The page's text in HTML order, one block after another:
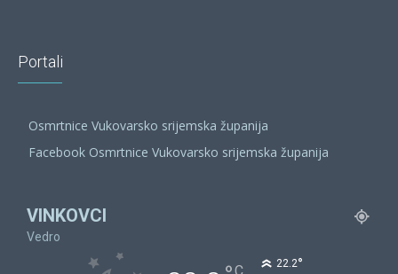
Portali
Osmrtnice Vukovarsko srijemska županija
Facebook Osmrtnice Vukovarsko srijemska županija
VINKOVCI
Vedro
22.2°